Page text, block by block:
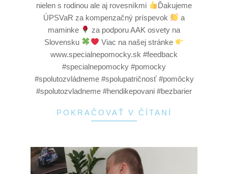
nielen s rodinou ale aj rovesníkmi
Ďakujeme
ÚPSVaR za kompenzačný príspevok
a
maminke
za podporu AAK osvety na
Slovensku
Viac na našej stránke
www.specialnepomocky.sk #feedback
#specialnepomocky #pomocky
#spolutozvládneme #spolupatričnosť #pomôcky
#spolutozvladneme #hendikepovani #bezbarier
POKRAČOVAŤ V ČÍTANÍ